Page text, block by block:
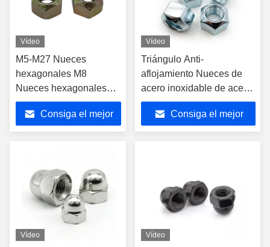
Vídeo
M5-M27 Nueces
hexagonales M8
Nueces hexagonales
galvanizadas en 3
puntos de presión de
acero al carbono/acero
Consiga el mejor
Vídeo
Triángulo Anti-
aflojamiento Nueces de
acero inoxidable de acero
carbono zincado
galvanizadoConsiga el mejor
Vídeo Vídeo